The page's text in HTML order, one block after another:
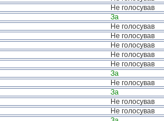
Не голосував
За
Не голосував
Не голосував
Не голосував
Не голосував
Не голосував
За
Не голосував
За
Не голосував
Не голосував